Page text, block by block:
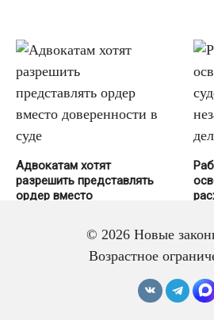
Адвокатам хотят
разрешить представлять
ордер вместо
© 2026 Новые
Возрастное